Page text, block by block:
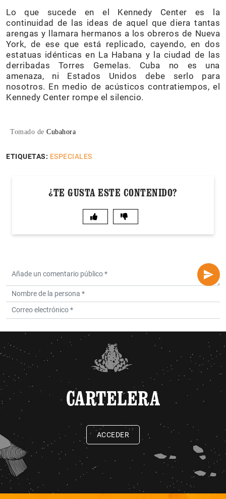
Lo que sucede en el Kennedy Center es la
continuidad de las ideas de aquel que diera tantas
arengas y llamara hermanos a los obreros de Nueva
York, de ese que está replicado, cayendo, en dos
estatuas idénticas en La Habana y la ciudad de las
derribadas Torres Gemelas. Cuba no es una
amenaza, ni Estados Unidos debe serlo para
nosotros. En medio de acústicos contratiempos, el
Kennedy Center rompe el silencio.
Tomado de Cubahora
ETIQUETAS: ESPECIALES
¿TE GUSTA ESTE CONTENIDO?
CARTELERA
ACCEDER